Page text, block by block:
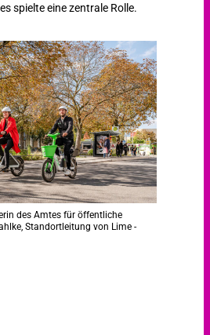
spielte eine zentrale Rolle.
des Amtes für öffentliche
Standortleitung von Lime -